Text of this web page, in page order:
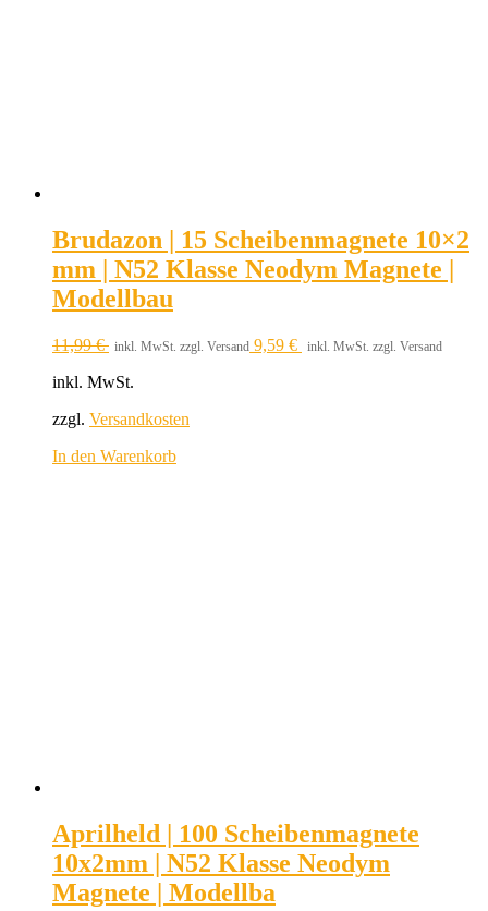
Brudazon | 15 Scheibenmagnete 10×2
mm | N52 Klasse Neodym Magnete |
Modellbau
11,99€ inkl. MwSt. zzgl. Versand 9,59 € inkl. MwSt. zzgl. Versand
inkl. MwSt.
zzgl. Versandkosten
In den Warenkorb
Aprilheld | 100 Scheibenmagnete
10x2mm | N52 Klasse Neodym
Magnete | Modellba